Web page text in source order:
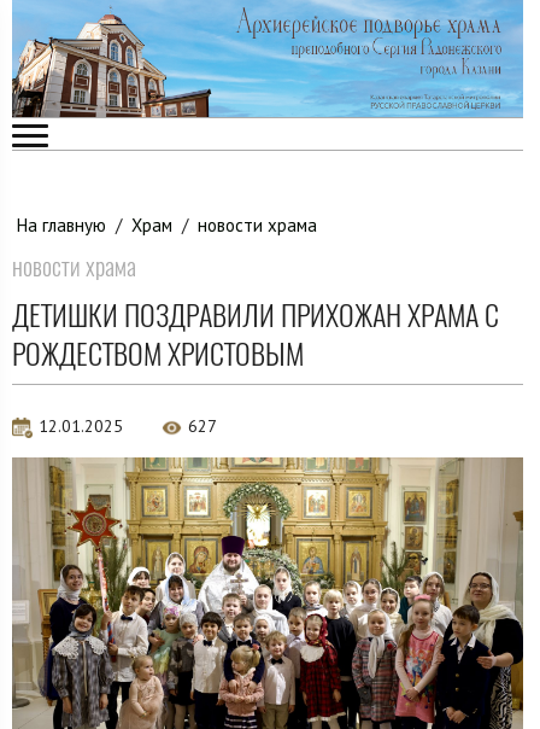
На главную / Храм / новости храма
новости храма
ДЕТИШКИ ПОЗДРАВИЛИ ПРИХОЖАН ХРАМА С
РОЖДЕСТВОМ ХРИСТОВЫМ
12.01.2025 627